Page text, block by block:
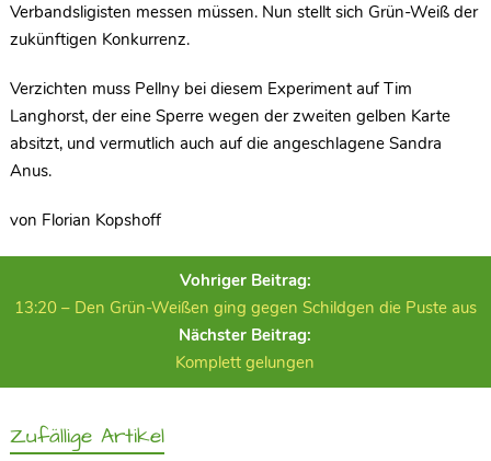
Verbandsligisten messen müssen. Nun stellt sich Grün-Weiß der
zukünftigen Konkurrenz.
Verzichten muss Pellny bei diesem Experiment auf Tim
Langhorst, der eine Sperre wegen der zweiten gelben Karte
absitzt, und vermutlich auch auf die angeschlagene Sandra
Anus.
von Florian Kopshoff
Vohriger Beitrag:
13:20 – Den Grün-Weißen ging gegen Schildgen die Puste aus
Nächster Beitrag:
Komplett gelungen
Zufällige Artikel